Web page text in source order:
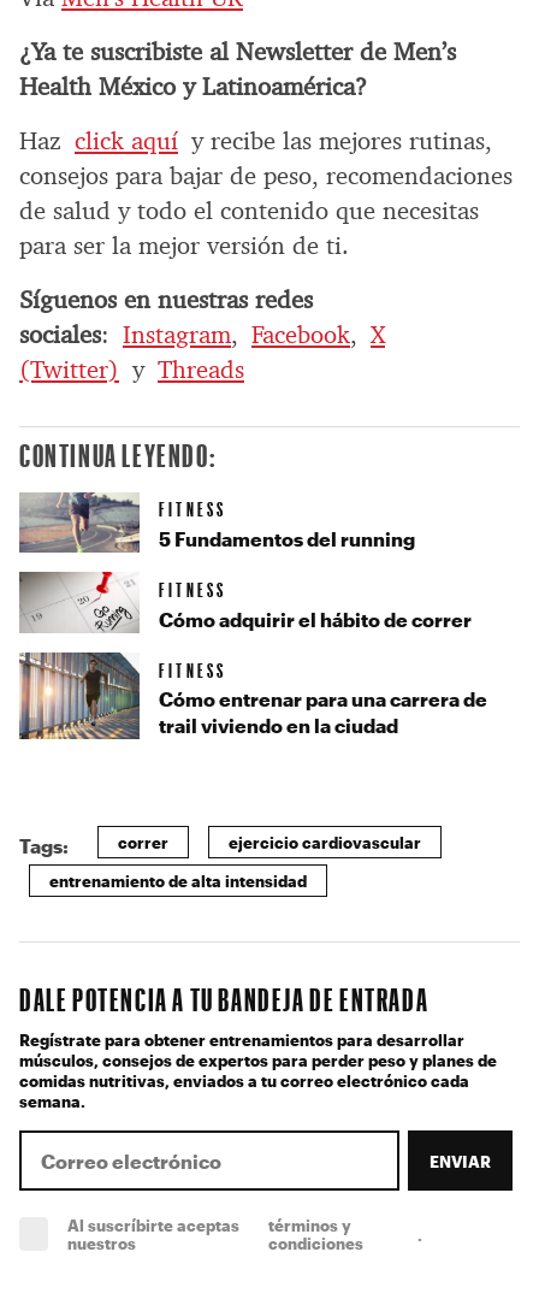
¿Ya te suscribiste al Newsletter de Men’s
Health México y Latinoamérica?
Haz click aquí y recibe las mejores rutinas,
consejos para bajar de peso, recomendaciones
de salud y todo el contenido que necesitas
para ser la mejor versión de ti.
Síguenos en nuestras redes
sociales: Instagram, Facebook,X
(Twitter) y Threads
CONTINUA LEYENDO:
FITNESS
5 Fundamentos del running
FITNESS
Cómo adquirir el hábito de correr
FITNESS
Cómo entrenar para una carrera de
trail viviendo en la ciudad
Tags: correr ejercicio cardiovascular
entrenamiento de alta intensidad
DALE POTENCIA A TU BANDEJA DE ENTRADA
Regístrate para obtener entrenamientos para desarrollar
músculos, consejos de expertos para perder peso y planes de
comidas nutritivas, enviados a tu correo electrónico cada
semana.
ENVIAR
Al suscríbirte aceptas
nuestros
términos y
condiciones